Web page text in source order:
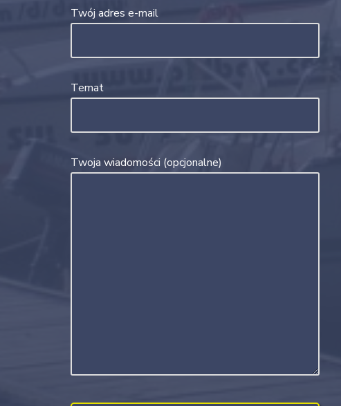
Twój adres e-mail
Temat
Twoja wiadomości (opcjonalne)